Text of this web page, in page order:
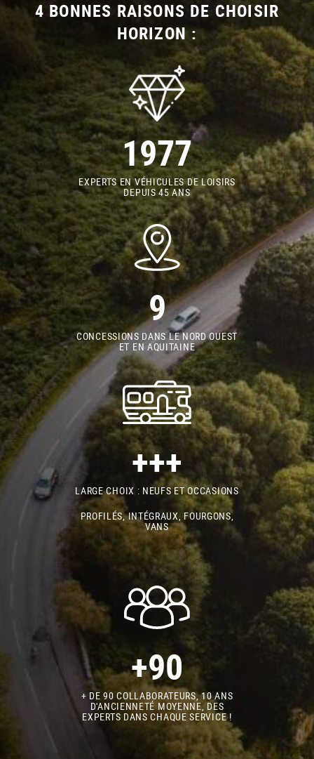
4 BONNES RAISONS DE CHOISIR
HORIZON :
1977
EXPERTS EN VÉHICULES DE LOISIRS
DEPUIS 45 ANS
9
CONCESSIONS DANS LE NORD OUEST
ET EN AQUITAINE
+++
LARGE CHOIX : NEUFS ET OCCASIONS
PROFILÉS, INTÉGRAUX, FOURGONS,
VANS
+90
+ DE 90 COLLABORATEURS, 10 ANS
D'ANCIENNETÉ MOYENNE, DES
EXPERTS DANS CHAQUE SERVICE !